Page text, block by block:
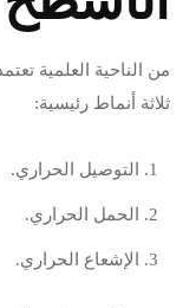
من الناحية العلمية
ثلاثة أنماط رئيسية:
التوصيل الحراري.
الحمل الحراري.
الإشعاع الحراري.